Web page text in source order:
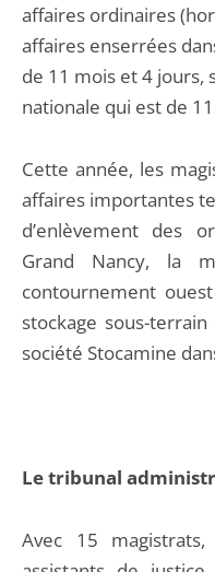
affaires ordinaires
affaires enserrées
de 11 mois et 4 jours,
nationale qui est de
Cette année, les
affaires importantes
d’enlèvement des
Grand Nancy, la
contournement
stockage sous-
société Stocamine
Le tribunal
Avec 15